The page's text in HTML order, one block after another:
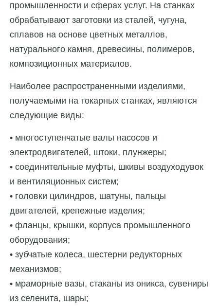
промышленности и сферах услуг. На станках
обрабатывают заготовки из сталей, чугуна,
сплавов на основе цветных металлов,
натурального камня, древесины, полимеров,
композиционных материалов.
Наиболее распространенными изделиями,
получаемыми на токарных станках, являются
следующие виды:
• многоступенчатые валы насосов и
электродвигателей, штоки, плунжеры;
• соединительные муфты, шкивы воздуходувок
и вентиляционных систем;
• головки цилиндров, шатуны, пальцы
двигателей, крепежные изделия;
• фланцы, крышки, корпуса промышленного
оборудования;
• зубчатые колеса, шестерни редукторных
механизмов;
• мраморные вазы, стаканы из оникса, сувениры
из селенита, шары;